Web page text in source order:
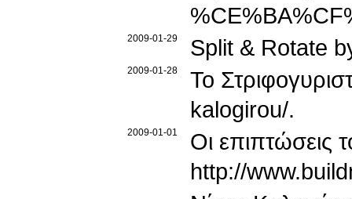
2009-01-29 Split & Rotate
2009-01-28
Το
kalogirou/.
2009-01-01
Οι επιπτώσεις
http://